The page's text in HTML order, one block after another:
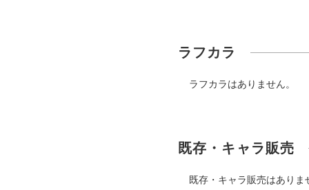
ラフカラ
ラフカラはありません。
既存・キャラ販売
既存・キャラ販売はありま